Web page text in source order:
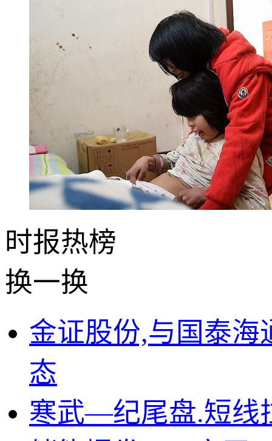
时报热榜
换一换
金证股份,与国泰海
态
寒武—纪尾盘.短线